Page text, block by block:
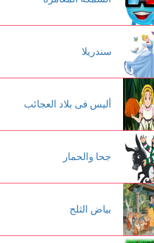
سندريلا
أليس فى بلاد العجائب
جحا والحمار
بياض الثلج